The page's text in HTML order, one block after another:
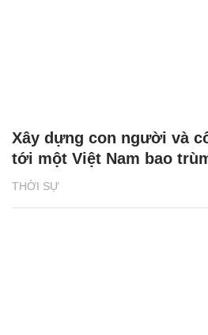
THỜI SỰ
Xây dựng con người và
tới một Việt Nam bao